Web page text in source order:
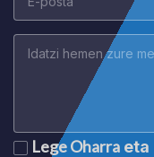
Lege Oharra eta